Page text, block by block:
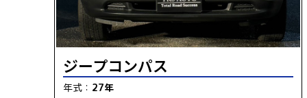
ジープコンパス
年式： 27年